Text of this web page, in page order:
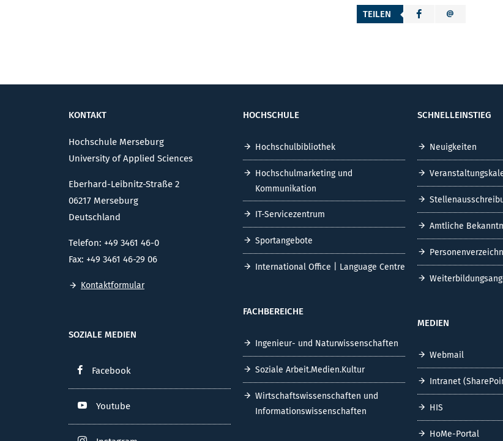
TEILEN
KONTAKT
Hochschule Merseburg
University of Applied Sciences
Eberhard-Leibnitz-Straße 2
06217 Merseburg
Deutschland
Telefon: +49 3461 46-0
Fax: +49 3461 46-29 06
Kontaktformular
SOZIALE MEDIEN
Facebook
Youtube
HOCHSCHULE
Hochschulbibliothek
Hochschulmarketing und
Kommunikation
IT-Servicezentrum
Sportangebote
International Office | Language Centre
FACHBEREICHE
Ingenieur- und Naturwissenschaften
Soziale Arbeit.Medien.Kultur
Wirtschaftswissenschaften und
Informationswissenschaften
SCHNELLEINSTIEG
Neuigkeiten
Amtliche
MEDIEN
Webmail
Intranet
HIS
HoMe-Portal